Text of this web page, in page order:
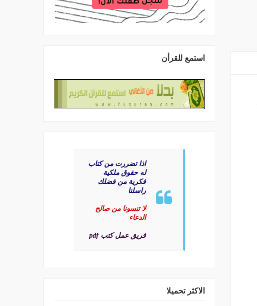
استمع للقرأن
اذا تضررت من كتاب
له حقوق ملكية
فكرية من فضلك
راسلنا
لا تنسونا من صالح
الدعاء
فريق عمل كتب pdf
الاكثر تحميلا